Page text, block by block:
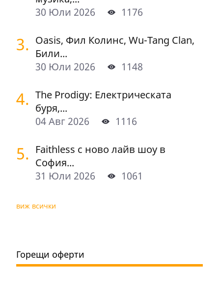
30 Юли 2026
1176
3. Oasis, Фил Колинс, Wu-Tang Clan,
Били...
30 Юли 2026
1148
4. The Prodigy: Електрическата
буря,...
04 Авг 2026
1116
5. Faithless с ново лайв шоу в
София...
31 Юли 2026
1061
виж всички
Горещи оферти